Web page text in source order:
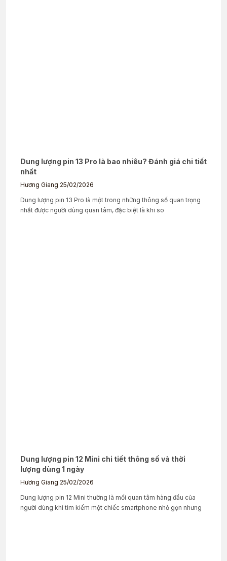
Dung lượng pin 13 Pro là bao nhiêu? Đánh giá chi tiết
nhất
Hương Giang 25/02/2026
Dung lượng pin 13 Pro là một trong những thông số quan trọng
nhất được người dùng quan tâm, đặc biệt là khi so
Dung lượng pin 12 Mini chi tiết thông số và thời
lượng dùng 1 ngày
Hương Giang 25/02/2026
Dung lượng pin 12 Mini thường là mối quan tâm hàng đầu của
người dùng khi tìm kiếm một chiếc smartphone nhỏ gọn nhưng